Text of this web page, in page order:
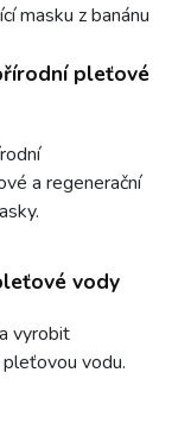
masku z banánu
pleťové
a regenerační
vody
vyrobit
vodu.